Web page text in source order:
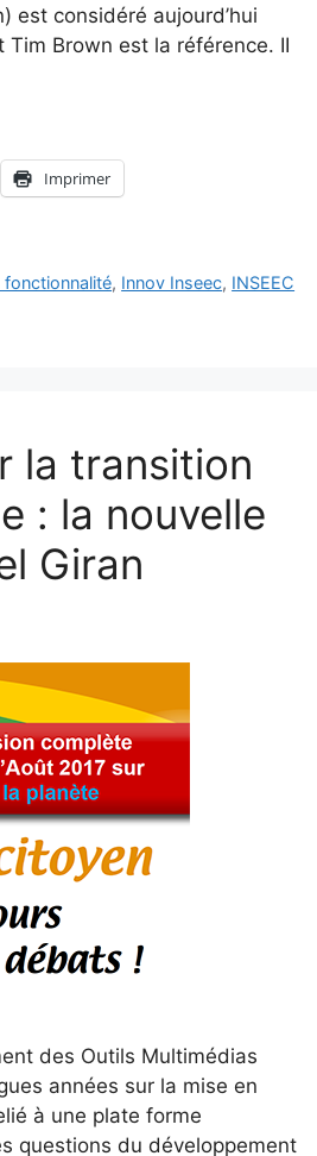
est considéré aujourd’hui
Brown est la référence. II
Imprimer
fonctionnalité, Innov Inseec, INSEEC
la transition
: la nouvelle
Giran
des Outils Multimédias
années sur la mise en
à une plate forme
questions du développement